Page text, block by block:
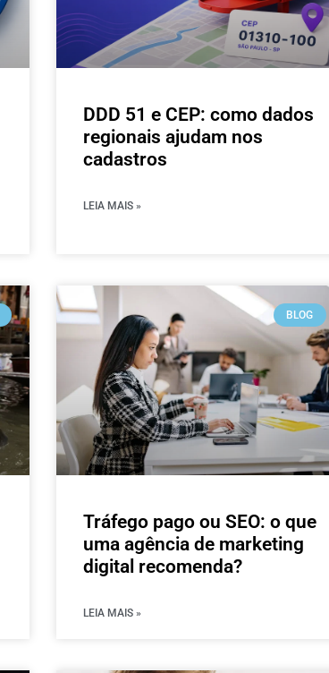
DDD 51 e CEP: como dados
regionais ajudam nos
cadastros
LEIA MAIS »
BLOG
Tráfego pago ou SEO: o que
uma agência de marketing
digital recomenda?
LEIA MAIS »